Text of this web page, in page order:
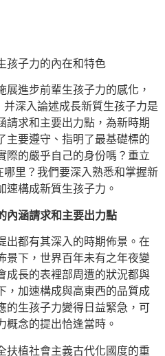
孩子力的內在和特色
展進步前輩生孩子力的感化，
并深入論述成長新質生孩子力是
請求和主要出力點，為新時期
主要遵守、指明了最基礎標的
際的嚴乎自己的身份嗎？重立
哪里？我們要深入熟悉和掌握新
速構成新質生孩子力。
內涵請求和主要出力點
出都有其深入的時期佈景。在
景下，世界百年未有之年夜變
成長的表裡部周遭的狀況都與
，加速構成與高東西的品質成
的生孩子力變得日益緊急，可
概念的提出恰逢當時。
扶植社會主義古代化國度的重